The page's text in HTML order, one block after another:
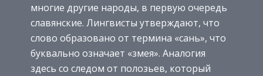
многие другие народы, в первую очередь
славянские. Лингвисты утверждают, что
слово образовано от термина «сань», что
буквально означает «змея». Аналогия
здесь со следом от полозьев, который